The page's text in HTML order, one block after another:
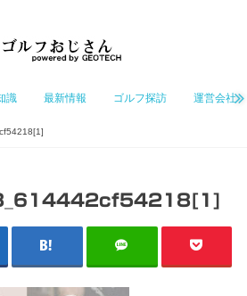
識 最新情報 ゴルフ探訪 運営会社